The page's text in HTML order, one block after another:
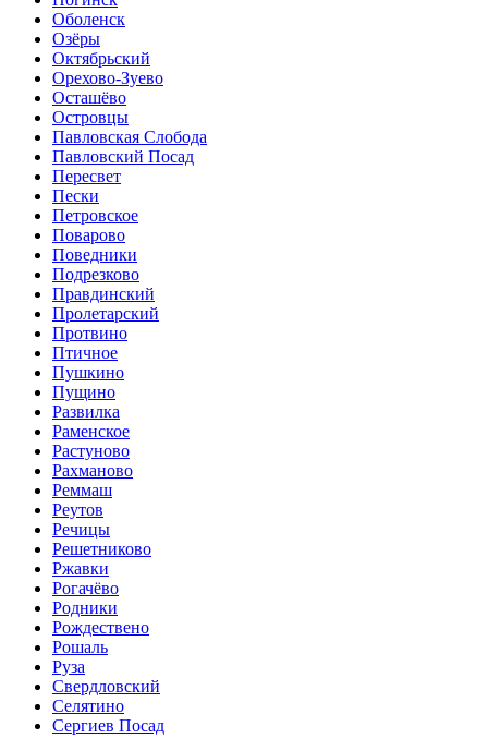
Оболенск
Озёры
Октябрьский
Орехово-Зуево
Осташёво
Островцы
Павловская Слобода
Павловский Посад
Пересвет
Пески
Петровское
Поварово
Поведники
Подрезково
Правдинский
Пролетарский
Протвино
Птичное
Пушкино
Пущино
Развилка
Раменское
Растуново
Рахманово
Реммаш
Реутов
Речицы
Решетниково
Ржавки
Рогачёво
Родники
Рождествено
Рошаль
Руза
Свердловский
Селятино
Сергиев Посад